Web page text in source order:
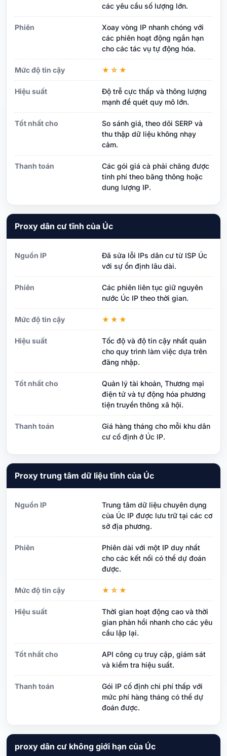
các yêu cầu số lượng lớn.
Phiên
Xoay vòng IP nhanh chóng với
các phiên hoạt động ngắn hạn
cho các tác vụ tự động hóa.
Mức độ tin cậy ★☆★
Hiệu suất
Độ trễ cực thấp và thông lượng
mạnh để quét quy mô lớn.
Tốt nhất cho
So sánh giá, theo dõi SERP và
thu thập dữ liệu không nhạy
cảm.
Thanh toán
Các gói giá cả phải chăng được
tính phí theo băng thông hoặc
dung lượng IP.
Proxy dân cư tĩnh của Úc
Nguồn IP
Đã sửa lỗi IPs dân cư từ ISP Úc
với sự ổn định lâu dài.
Phiên
Các phiên liên tục giữ nguyên
nước Úc IP theo thời gian.
Mức độ tin cậy ★★★
Hiệu suất
Tốc độ và độ tin cậy nhất quán
cho quy trình làm việc dựa trên
đăng nhập.
Tốt nhất cho
Quản lý tài khoản, Thương mại
điện tử và tự động hóa phương
tiện truyền thông xã hội.
Thanh toán
Giá hàng tháng cho mỗi khu dân
cư cố định ở Úc IP.
Proxy trung tâm dữ liệu tĩnh của Úc
Nguồn IP
Trung tâm dữ liệu chuyên dụng
của Úc IP được lưu trữ tại các cơ
sở địa phương.
Phiên
Phiên dài với một IP duy nhất
cho các kết nối có thể dự đoán
được.
Mức độ tin cậy ★☆★
Hiệu suất
Thời gian hoạt động cao và thời
gian phản hồi nhanh cho các yêu
cầu lặp lại.
Tốt nhất cho
API công cụ truy cập, giám sát
và kiểm tra hiệu suất.
Thanh toán
Gói IP cố định chi phí thấp với
mức phí hàng tháng có thể dự
đoán được.
proxy dân cư không giới hạn của Úc